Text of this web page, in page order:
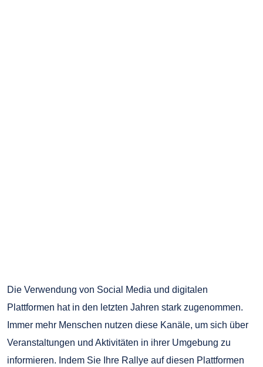
Die Verwendung von Social Media und digitalen
Plattformen hat in den letzten Jahren stark zugenommen.
Immer mehr Menschen nutzen diese Kanäle, um sich über
Veranstaltungen und Aktivitäten in ihrer Umgebung zu
informieren. Indem Sie Ihre Rallye auf diesen Plattformen